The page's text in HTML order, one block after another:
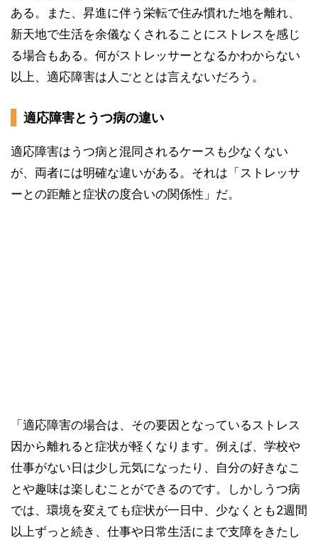
ある。また、昇進に伴う栄転で住み慣れた地を離れ、
新天地で生活を余儀なくされることにストレスを感じ
る場合もある。何がストレッサーとなるかわからない
以上、適応障害は人ごととは言えないだろう。
適応障害とうつ病の違い
適応障害はうつ病と混同されるケースも少なくない
が、両者には明確な違いがある。それは「ストレッサ
ーとの距離と症状の度合いの関係性」だ。
「適応障害の場合は、その要因となっているストレス
因から離れると症状が軽くなります。例えば、学校や
仕事がない日は少し元気になったり、自分の好きなこ
とや趣味は楽しむことができるのです。しかしうつ病
では、環境を変えても症状が一日中、少なくとも2週間
以上ずっと続き、仕事や日常生活にまで支障をきたし